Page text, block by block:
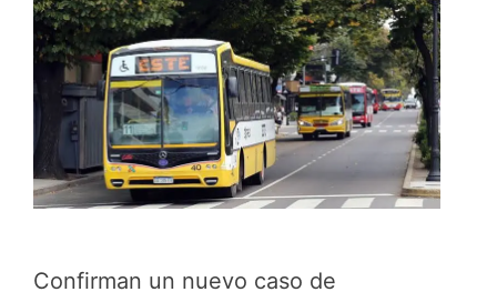
Confirman un nuevo caso de